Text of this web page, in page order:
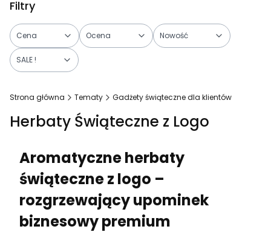
Filtry
Cena Ocena Nowość
SALE !
Strona główna Tematy Gadżety świąteczne dla klientów
Herbaty Świąteczne z Logo
Aromatyczne herbaty
świąteczne z logo –
rozgrzewający upominek
biznesowy premium